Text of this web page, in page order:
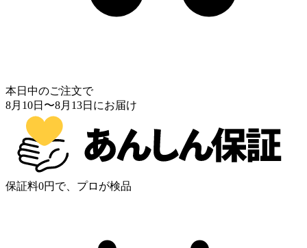
本日中のご注文で
8月10日 〜8月13日 にお届け
保証料0円で、プロが検品